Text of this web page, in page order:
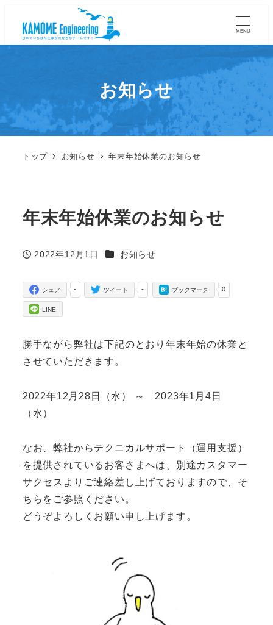
MENU
トップ お知らせ 年末年始休業のお知らせ
お知らせ
年末年始休業のお知らせ
投稿日
2022年12月1日 カテゴリー
お知らせ
-
シェア -
ツイート 0
ブックマーク
LINE
勝手ながら弊社は下記のとおり年末年始の休業と
させていただきます。
2022年12月28日（水） ～ 2023年1月4日
（水）
なお、弊社からテクニカルサポート（運用支援）
を提供されているお客さまへは、別途カスタマー
サクセスよりご連絡差し上げておりますので、そ
ちらをご参照ください。
どうぞよろしくお願い申し上げます。